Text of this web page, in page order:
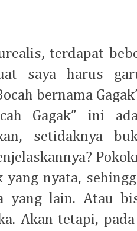
terdapat
saya harus
bernama
Gagak” ini
setidaknya
nyata,
yang lain. Atau
Akan tetapi,